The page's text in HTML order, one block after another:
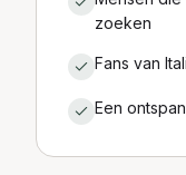
zoeken
Fans van
Een